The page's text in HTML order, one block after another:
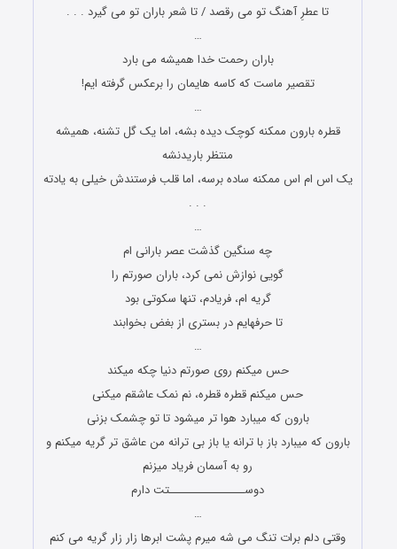
تا عطرِ آهنگ تو می رقصد / تا شعر باران تو می گیرد . . .
…
باران رحمت خدا همیشه می بارد
تقصیر ماست که کاسه هایمان را برعکس گرفته ایم!
…
قطره بارون ممکنه کوچک دیده بشه، اما یک گل تشنه، همیشه
منتظر باریدنشه
یک اس ام اس ممکنه ساده برسه، اما قلب فرستندش خیلی به یادته
. . .
…
چه سنگین گذشت عصر بارانی ام
گویی نوازش نمی کرد، باران صورتم را
گریه ام، فریادم، تنها سکوتی بود
تا حرفهایم در بستری از بغض بخوابند
…
حس میکنم روی صورتم دنیا چکه میکند
حس میکنم قطره قطره، نم نمک عاشقم میکنی
بارون که میبارد هوا تر میشود تا تو چشمک بزنی
بارون که میبارد باز با ترانه یا باز بی ترانه من عاشق تر گریه میکنم و
رو به آسمان فریاد میزنم
دوســـــــــــــــــتت دارم
…
وقتی دلم برات تنگ می شه میرم پشت ابرها زار زار گریه می کنم